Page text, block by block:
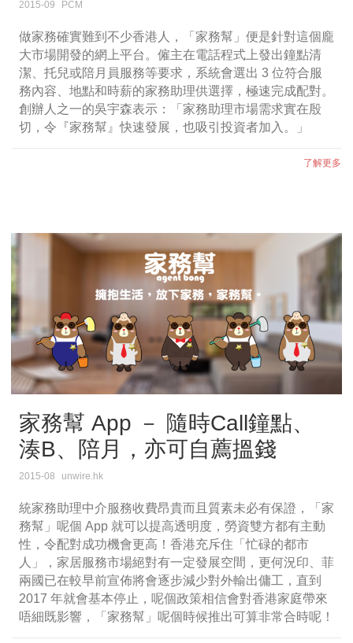
2015-09 PCM
做家務確實難到不少香港人，「家務幫」便是針對這個龐
大市場開發的網上平台。僱主在電話程式上發出鐘點清
潔、托兒或陪月員服務等要求，系統會選出 3 位符合服
務內容、地點和時薪的家務助理供選擇，極速完成配對。
創辦人之一的吳宇森表示：「家務助理市場需求實在殷
切，令『家務幫』快速發展，也吸引投資者加入。」
了解更多
家務幫 App － 隨時Call鐘點、
湊B、陪月，亦可自薦搵錢
2015-08 unwire.hk
統家務助理中介服務收費昂貴而且質素未必有保證，「家
務幫」呢個 App 就可以提高透明度，勞資雙方都有主動
性，令配對成功機會更高！香港充斥住「忙碌的都市
人」，家居服務市場絕對有一定發展空間，更何況印、菲
兩國已在較早前宣佈將會逐步減少對外輸出傭工，直到
2017 年就會基本停止，呢個政策相信會對香港家庭帶來
唔細既影響，「家務幫」呢個時候推出可算非常合時呢！